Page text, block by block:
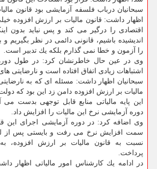
سبحانیان درباب فلسفه آزمایشی بود قانون
اظهار داشت: قانون مالیات بر ارزش افزوده
اقتصادی را درگیر می كند و پس نباید بدون
اندیشیده باشیم، قانونی دائمی در نظر بگیریم و
را آزمون و خطا نمی گذارم بلكه یك تدبیر است.
وی در عین حال خاطرنشان كرد: در طول
اشتباهات زیادی اتفاق افتاده است و نارضایتی
سبحانیان اظهار داشت: مسئله ای كه به
مالیات بر ارزش افزوده دامن زد این بود كه
این پایه مالیاتی منابع قابل توجهی بدست می
دوره آزمایشی نرخ این مالیات را افزایش داد.
وی اضافه كرد: در دوره آزمایشی اجرای این
سمت افزایش نرخ می رفت و بایستی پس از
نسبت به قانون مالیات بر ارزش افزوده،
پرداخت.
در ادامه یك كارشناس امور مالیاتی اظهار